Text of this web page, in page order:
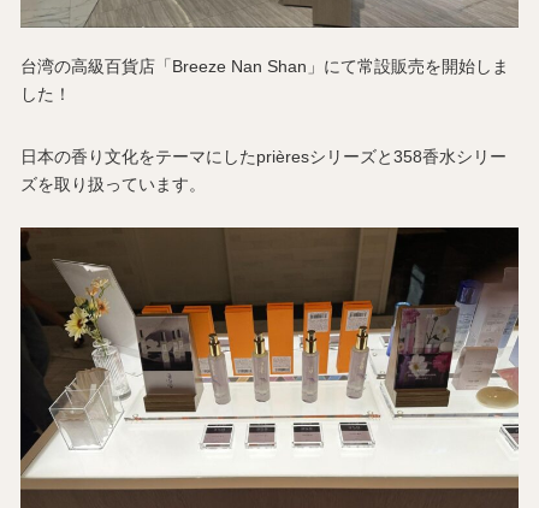
台湾の高級百貨店「Breeze Nan Shan」にて常設販売を開始しま
した！
日本の香り文化をテーマにしたprièresシリーズと358香水シリー
ズを取り扱っています。